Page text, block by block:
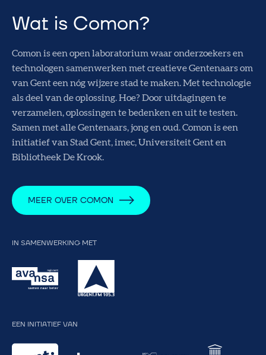
Wat is Comon?
Comon is een open laboratorium waar onderzoekers en
technologen samenwerken met creatieve Gentenaars om
van Gent een nóg wijzere stad te maken. Met technologie
als deel van de oplossing. Hoe? Door uitdagingen te
verzamelen, oplossingen te bedenken en uit te testen.
Samen met alle Gentenaars, jong en oud. Comon is een
initiatief van Stad Gent, imec, Universiteit Gent en
Bibliotheek De Krook.
MEER OVER COMON
IN SAMENWERKING MET
EEN INITIATIEF VAN